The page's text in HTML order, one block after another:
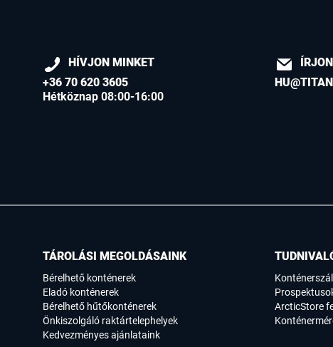
HÍVJON MINKET
+36 70 620 3605
Hétköznap 08:00-16:00
TÁROLÁSI MEGOLDÁSAINK
Bérelhető konténerek
Eladó konténerek
Bérelhető hűtőkonténerek
Önkiszolgáló raktártelephelyek
Kedvezményes ajánlataink
ArcticStore